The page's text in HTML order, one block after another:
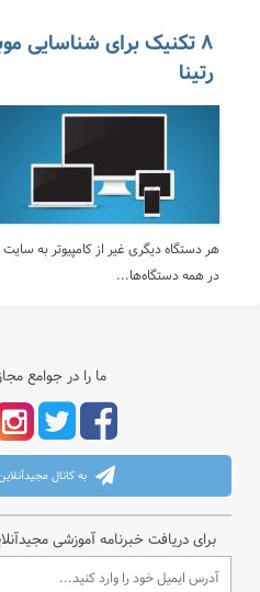
۸ تکنیک برای شناسایی
رتینا
هر دستگاه دیگری غیر از کامپیوتر به
در همه دستگاه‌ها...
ما را در جوامع
به کانال
برای دریافت خبرنامه آموزشی